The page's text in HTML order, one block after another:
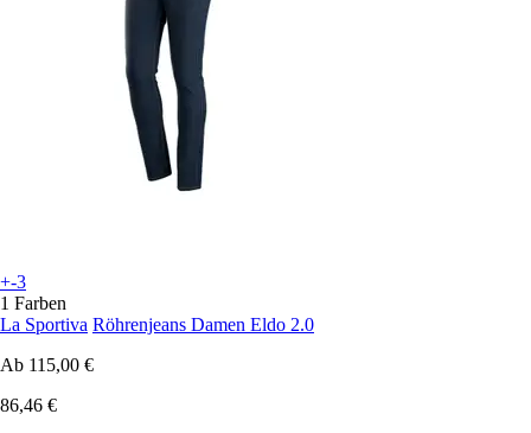
+-3
1 Farben
La Sportiva Röhrenjeans Damen Eldo 2.0
Ab 115,00 €
86,46 €